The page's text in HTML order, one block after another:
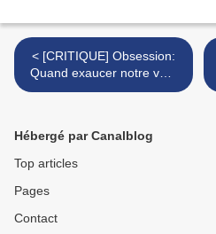
< [CRITIQUE] Obsession:
Quand exaucer notre vœu
le plus cher tourne à
Hébergé par Canalblog
Top articles
Pages
Contact